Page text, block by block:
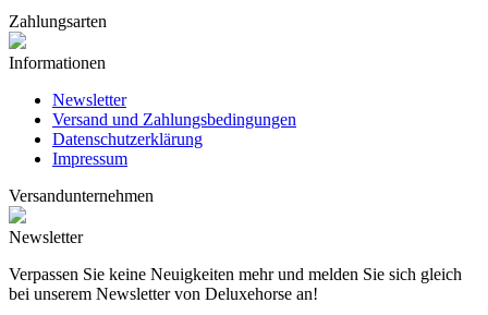
Zahlungsarten
Informationen
Newsletter
Versand und Zahlungsbedingungen
Datenschutzerklärung
Impressum
Versandunternehmen
Newsletter
Verpassen Sie keine Neuigkeiten mehr und melden Sie sich gleich
bei unserem Newsletter von Deluxehorse an!